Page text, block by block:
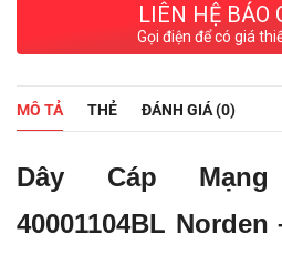
LIÊN HỆ BÁO
Gọi điện để có giá
MÔ TẢ THẺ ĐÁNH GIÁ (0)
Dây Cáp
40001104BL